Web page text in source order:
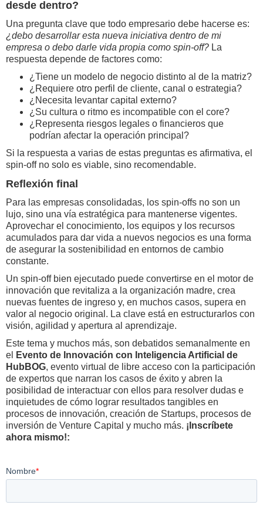
desde dentro?
Una pregunta clave que todo empresario debe hacerse es:
¿debo desarrollar esta nueva iniciativa dentro de mi
empresa o debo darle vida propia como spin-off? La
respuesta depende de factores como:
¿Tiene un modelo de negocio distinto al de la matriz?
¿Requiere otro perfil de cliente, canal o estrategia?
¿Necesita levantar capital externo?
¿Su cultura o ritmo es incompatible con el core?
¿Representa riesgos legales o financieros que
podrían afectar la operación principal?
Si la respuesta a varias de estas preguntas es afirmativa, el
spin-off no solo es viable, sino recomendable.
Reflexión final
Para las empresas consolidadas, los spin-offs no son un
lujo, sino una vía estratégica para mantenerse vigentes.
Aprovechar el conocimiento, los equipos y los recursos
acumulados para dar vida a nuevos negocios es una forma
de asegurar la sostenibilidad en entornos de cambio
constante.
Un spin-off bien ejecutado puede convertirse en el motor de
innovación que revitaliza a la organización madre, crea
nuevas fuentes de ingreso y, en muchos casos, supera en
valor al negocio original. La clave está en estructurarlos con
visión, agilidad y apertura al aprendizaje.
Este tema y muchos más, son debatidos semanalmente en
el
Evento de Innovación con Inteligencia Artificial de
HubBOG, evento virtual de libre acceso con la participación
de expertos que narran los casos de éxito y abren la
posibilidad de interactuar con ellos para resolver dudas e
inquietudes de cómo lograr resultados tangibles en
procesos de innovación, creación de Startups, procesos de
inversión de Venture Capital y mucho más. ¡Inscríbete
ahora mismo!: